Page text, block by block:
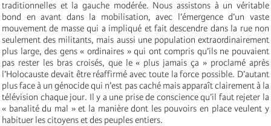
traditionnelles et la gauche modérée. Nous assistons à un véritable
bond en avant dans la mobilisation, avec l’émergence d’un vaste
mouvement de masse qui a impliqué et fait descendre dans la rue non
seulement des militants, mais aussi une population extraordinairement
plus large, des gens « ordinaires » qui ont compris qu’ils ne pouvaient
pas rester les bras croisés, que le « plus jamais ça » proclamé après
l’Holocauste devait être réaffirmé avec toute la force possible. D’autant
plus face à un génocide qui n’est pas caché mais apparaît clairement à la
télévision chaque jour. Il y a une prise de conscience qu’il faut rejeter la
« banalité du mal » et la manière dont les pouvoirs en place veulent y
habituer les citoyens et des peuples entiers.